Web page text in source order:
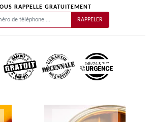
RAPPELLE GRATUITEMENT